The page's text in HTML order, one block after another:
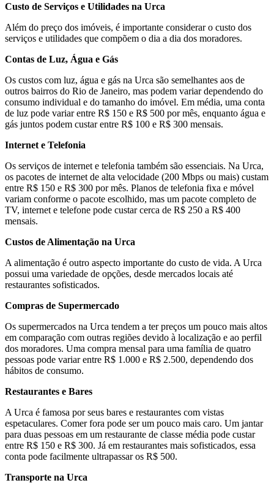
Custo de Serviços e Utilidades na Urca
Além do preço dos imóveis, é importante considerar o custo dos
serviços e utilidades que compõem o dia a dia dos moradores.
Contas de Luz, Água e Gás
Os custos com luz, água e gás na Urca são semelhantes aos de
outros bairros do Rio de Janeiro, mas podem variar dependendo do
consumo individual e do tamanho do imóvel. Em média, uma conta
de luz pode variar entre R$ 150 e R$ 500 por mês, enquanto água e
gás juntos podem custar entre R$ 100 e R$ 300 mensais.
Internet e Telefonia
Os serviços de internet e telefonia também são essenciais. Na Urca,
os pacotes de internet de alta velocidade (200 Mbps ou mais) custam
entre R$ 150 e R$ 300 por mês. Planos de telefonia fixa e móvel
variam conforme o pacote escolhido, mas um pacote completo de
TV, internet e telefone pode custar cerca de R$ 250 a R$ 400
mensais.
Custos de Alimentação na Urca
A alimentação é outro aspecto importante do custo de vida. A Urca
possui uma variedade de opções, desde mercados locais até
restaurantes sofisticados.
Compras de Supermercado
Os supermercados na Urca tendem a ter preços um pouco mais altos
em comparação com outras regiões devido à localização e ao perfil
dos moradores. Uma compra mensal para uma família de quatro
pessoas pode variar entre R$ 1.000 e R$ 2.500, dependendo dos
hábitos de consumo.
Restaurantes e Bares
A Urca é famosa por seus bares e restaurantes com vistas
espetaculares. Comer fora pode ser um pouco mais caro. Um jantar
para duas pessoas em um restaurante de classe média pode custar
entre R$ 150 e R$ 300. Já em restaurantes mais sofisticados, essa
conta pode facilmente ultrapassar os R$ 500.
Transporte na Urca